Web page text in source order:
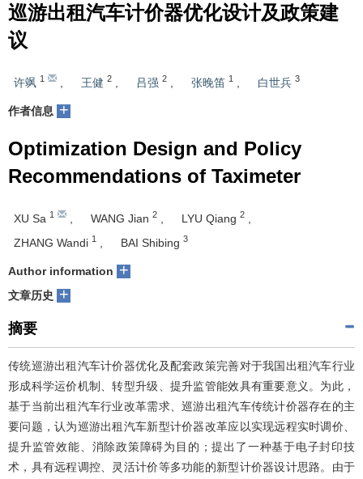
巡游出租汽车计价器优化设计及政策建
议
许飒 1 王健 2 吕强 2 张晚笛 1 白世兵 3
作者信息 +
Optimization Design and Policy
Recommendations of Taximeter
XU Sa 1 WANG Jian 2 LYU Qiang 2
ZHANG Wandi 1 BAI Shibing 3
Author information +
文章历史 +
摘要
传统巡游出租汽车计价器优化及配套政策完善对于我国出租汽车行业
形成科学运价机制、转型升级、提升监管能效具有重要意义。为此，
基于当前出租汽车行业改革需求、巡游出租汽车传统计价器存在的主
要问题，认为巡游出租汽车新型计价器改革应以实现远程实时调价、
提升监管效能、消除政策障碍为目的；提出了一种基于电子封印技
术，具有远程调控、灵活计价等多功能的新型计价器设计思路。由于